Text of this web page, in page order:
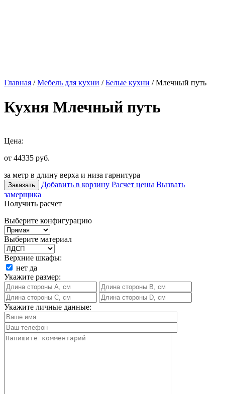
Главная /Мебель для кухни /Белые кухни / Млечный путь
Кухня Млечный путь
Цена:
от 44335 руб.
за метр в длину верха и низа гарнитура
Заказать Добавить в корзину Расчет цены Вызвать
замерщика
Получить расчет
Выберите конфигурацию
Выберите материал
Верхние шкафы:
нет да
Укажите размер:
Укажите личные данные: